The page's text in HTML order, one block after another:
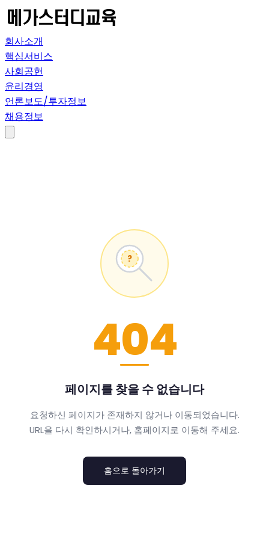
회사소개
핵심서비스
사회공헌
윤리경영
언론보도/투자정보
채용정보
?
404
페이지를 찾을 수 없습니다
요청하신 페이지가 존재하지 않거나 이동되었습니다.
URL을 다시 확인하시거나, 홈페이지로 이동해 주세요.
홈으로 돌아가기